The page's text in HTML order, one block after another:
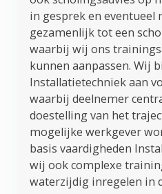
in gesprek en eventueel
gezamenlijk tot een
waarbij wij ons
kunnen aanpassen. Wij
Installatietechniek aan
waarbij deelnemer
doestelling van het
mogelijke werkgever
basis vaardigheden
wij ook complexe
waterzijdig inregelen in